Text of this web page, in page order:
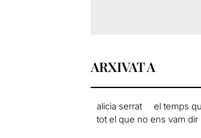
ARXIVAT A
alicia serrat el temps
tot el que no ens vam dir